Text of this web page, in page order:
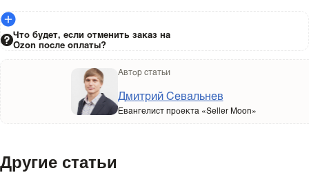
Что будет, если отменить заказ на
Ozon после оплаты?
Автор статьи
Дмитрий Севальнев
Евангелист проекта «Seller Moon»
Другие статьи